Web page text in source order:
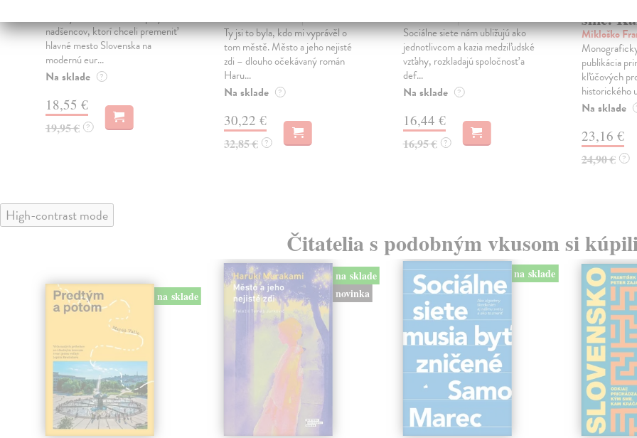
nadšencov, ktorí chceli premeniť
hlavné mesto Slovenska na
modernú eur...
Na sklade ?
18,55 €
19,95 € ?
Murakami Haruki| Kniha
Ty jsi to byla, kdo mi vyprávěl o
tom městě. Město a jeho nejisté
zdi – dlouho očekávaný román
Haru...
Na sklade ?
30,22 €
32,85 € ?
Marec Samo| Kniha
Sociálne siete nám ubližujú ako
jednotlivcom a kazia medziľudské
vzťahy, rozkladajú spoločnosť a
def...
Na sklade ?
16,44 €
16,95 € ?
sme.
Mikloško
publikácia
kľúčových
historického
Na sklade
23,16 €
24,90 € ?
High-contrast mode
Čitatelia s podobným vkusom si
na sklade
na sklade
novinka
na sklade